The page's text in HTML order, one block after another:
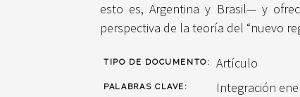
esto es, Argentina y Brasil— y
perspectiva de la teoría del “nuevo
TIPO DE DOCUMENTO: Artículo
PALABRAS CLAVE: Integración